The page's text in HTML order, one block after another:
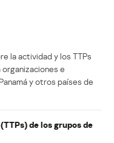
la actividad y los TTPs
organizaciones e
y otros países de
de los grupos de